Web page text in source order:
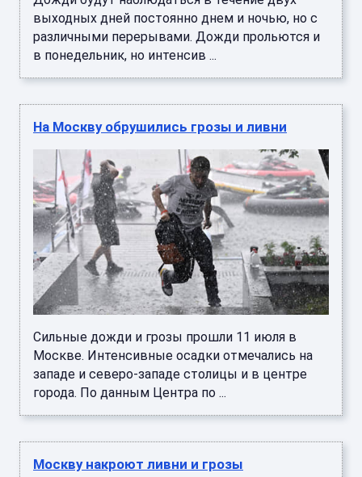
выходных дней постоянно днем и ночью, но с
различными перерывами. Дожди прольются и
в понедельник, но интенсив ...
На Москву обрушились грозы и ливни
Сильные дожди и грозы прошли 11 июля в
Москве. Интенсивные осадки отмечались на
западе и северо-западе столицы и в центре
города. По данным Центра по ...
Москву накроют ливни и грозы